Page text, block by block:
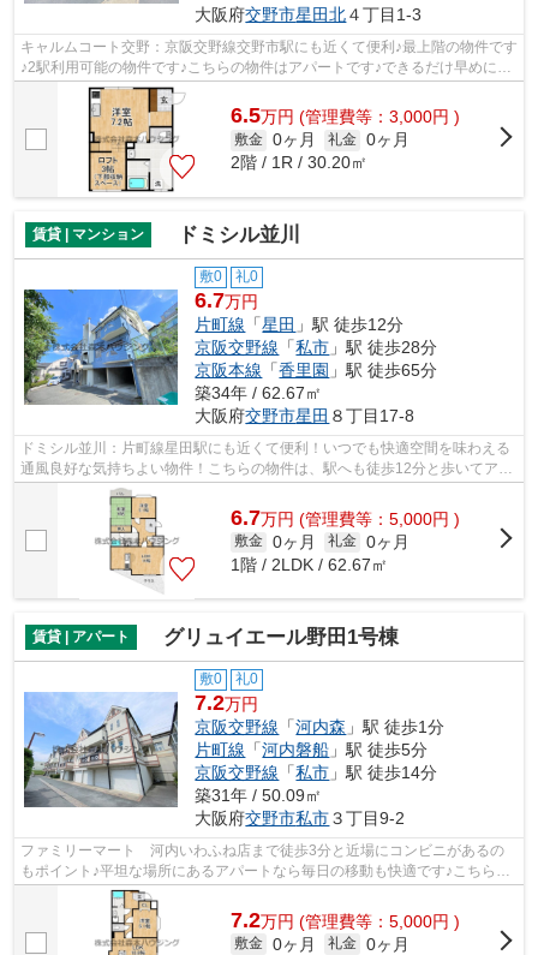
大阪府交野市星田北４丁目1-3
キャルムコート交野：京阪交野線交野市駅にも近くて便利♪最上階の物件です
♪2駅利用可能の物件です♪こちらの物件はアパートです♪できるだけ早めに不
動産情報を集めたい方は当社スタッフ...
6.5万円 (管理費等：3,000円 )
敷金 0ヶ月 礼金 0ヶ月
2階 / 1R / 30.20㎡
賃貸 | マンション ドミシル並川
敷0 礼0
6.7万円
片町線 「星田 」駅 徒歩12分
京阪交野線 「私市 」駅 徒歩28分
京阪本線 「香里園 」駅 徒歩65分
築34年 / 62.67㎡
大阪府交野市星田 ８丁目17-8
ドミシル並川：片町線星田駅にも近くて便利！いつでも快適空間を味わえる
通風良好な気持ちよい物件！こちらの物件は、駅へも徒歩12分と歩いてアク
セスできます！こちらはマンションタ...
6.7万円 (管理費等：5,000円 )
敷金 0ヶ月 礼金 0ヶ月
1階 / 2LDK / 62.67㎡
賃貸 | アパート グリュイエール野田1号棟
敷0 礼0
7.2万円
京阪交野線 「河内森 」駅 徒歩1分
片町線 「河内磐船 」駅 徒歩5分
京阪交野線 「私市 」駅 徒歩14分
築31年 / 50.09㎡
大阪府交野市私市３丁目9-2
ファミリーマート 河内いわふね店まで徒歩3分と近場にコンビニがあるの
もポイント♪平坦な場所にあるアパートなら毎日の移動も快適です♪こちらの
物件はアパートです♪こちらの物件、通...
7.2万円 (管理費等：5,000円 )
敷金 0ヶ月 礼金 0ヶ月